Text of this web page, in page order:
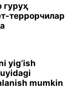
гуруҳ
террорчилар
yig’ish
mumkin